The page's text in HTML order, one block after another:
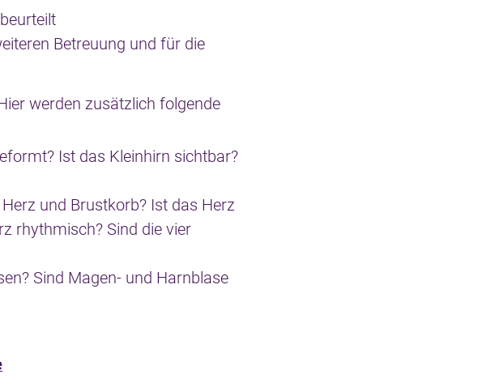
Betreuung und für die
werden zusätzlich folgende
Ist das Kleinhirn sichtbar?
und Brustkorb? Ist das Herz
rhythmisch? Sind die vier
Sind Magen- und Harnblase